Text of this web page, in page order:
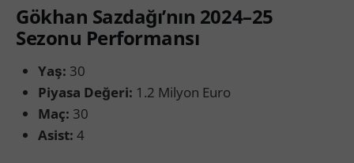
Gökhan Sazdağı’nın 2024–25
Sezonu Performansı
Yaş: 30
Piyasa Değeri: 1.2 Milyon Euro
Maç: 30
Asist: 4